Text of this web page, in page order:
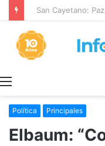
Política Principales
Elbaum: